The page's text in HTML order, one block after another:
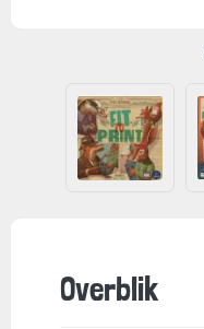
Overblik